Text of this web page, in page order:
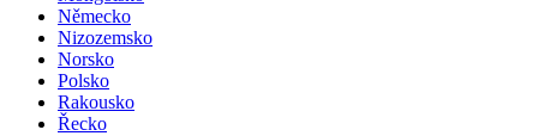
Německo
Nizozemsko
Norsko
Polsko
Rakousko
Řecko